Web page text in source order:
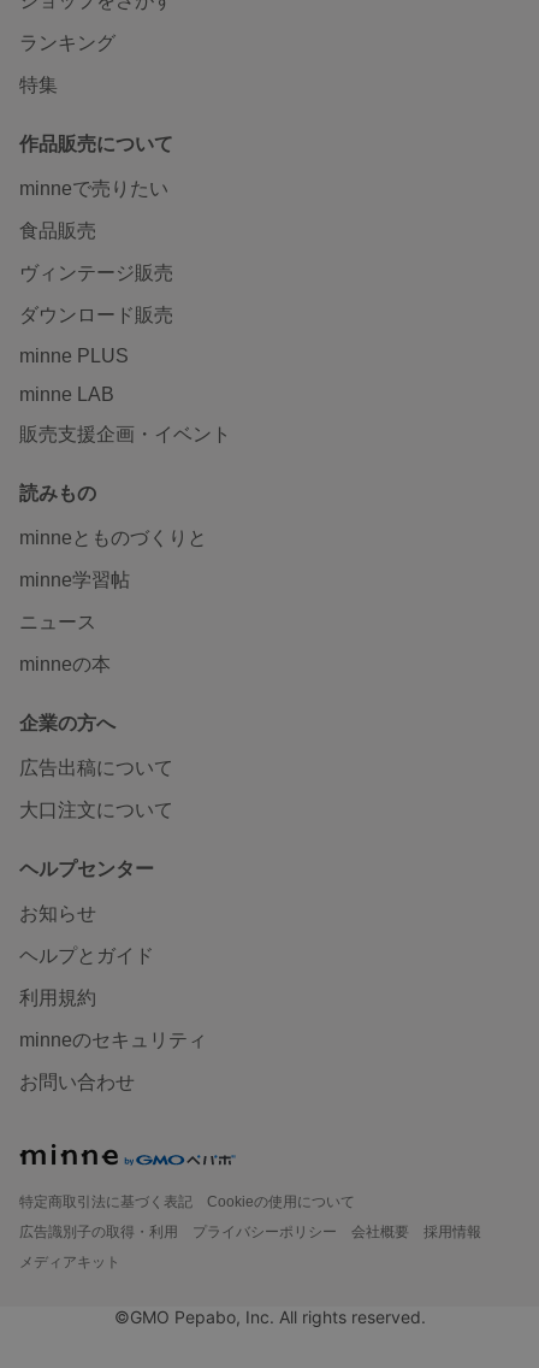
ランキング
特集
作品販売について
minneで売りたい
食品販売
ヴィンテージ販売
ダウンロード販売
minne PLUS
minne LAB
販売支援企画・イベント
読みもの
minneとものづくりと
minne学習帖
ニュース
minneの本
企業の方へ
広告出稿について
大口注文について
ヘルプセンター
お知らせ
ヘルプとガイド
利用規約
minneのセキュリティ
お問い合わせ
特定商取引法に基づく表記
Cookieの使用について
広告識別子の取得・利用
プライバシーポリシー 会社概要
採用情報
メディアキット
©GMO Pepabo, Inc. All rights reserved.